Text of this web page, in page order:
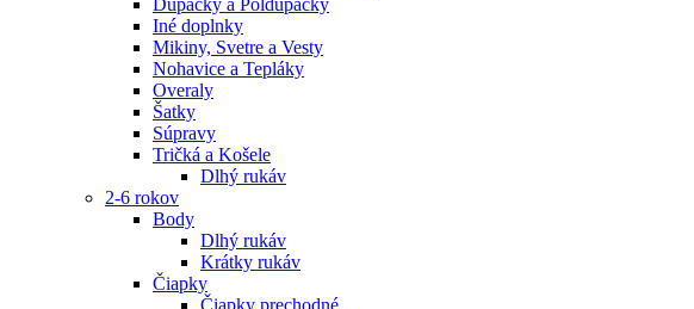
Dupačky a Poldupačky
Iné doplnky
Mikiny, Svetre a Vesty
Nohavice a Tepláky
Overaly
Šatky
Súpravy
Tričká a Košele
Dlhý rukáv
2-6 rokov
Body
Dlhý rukáv
Krátky rukáv
Čiapky
Čiapky prechodné